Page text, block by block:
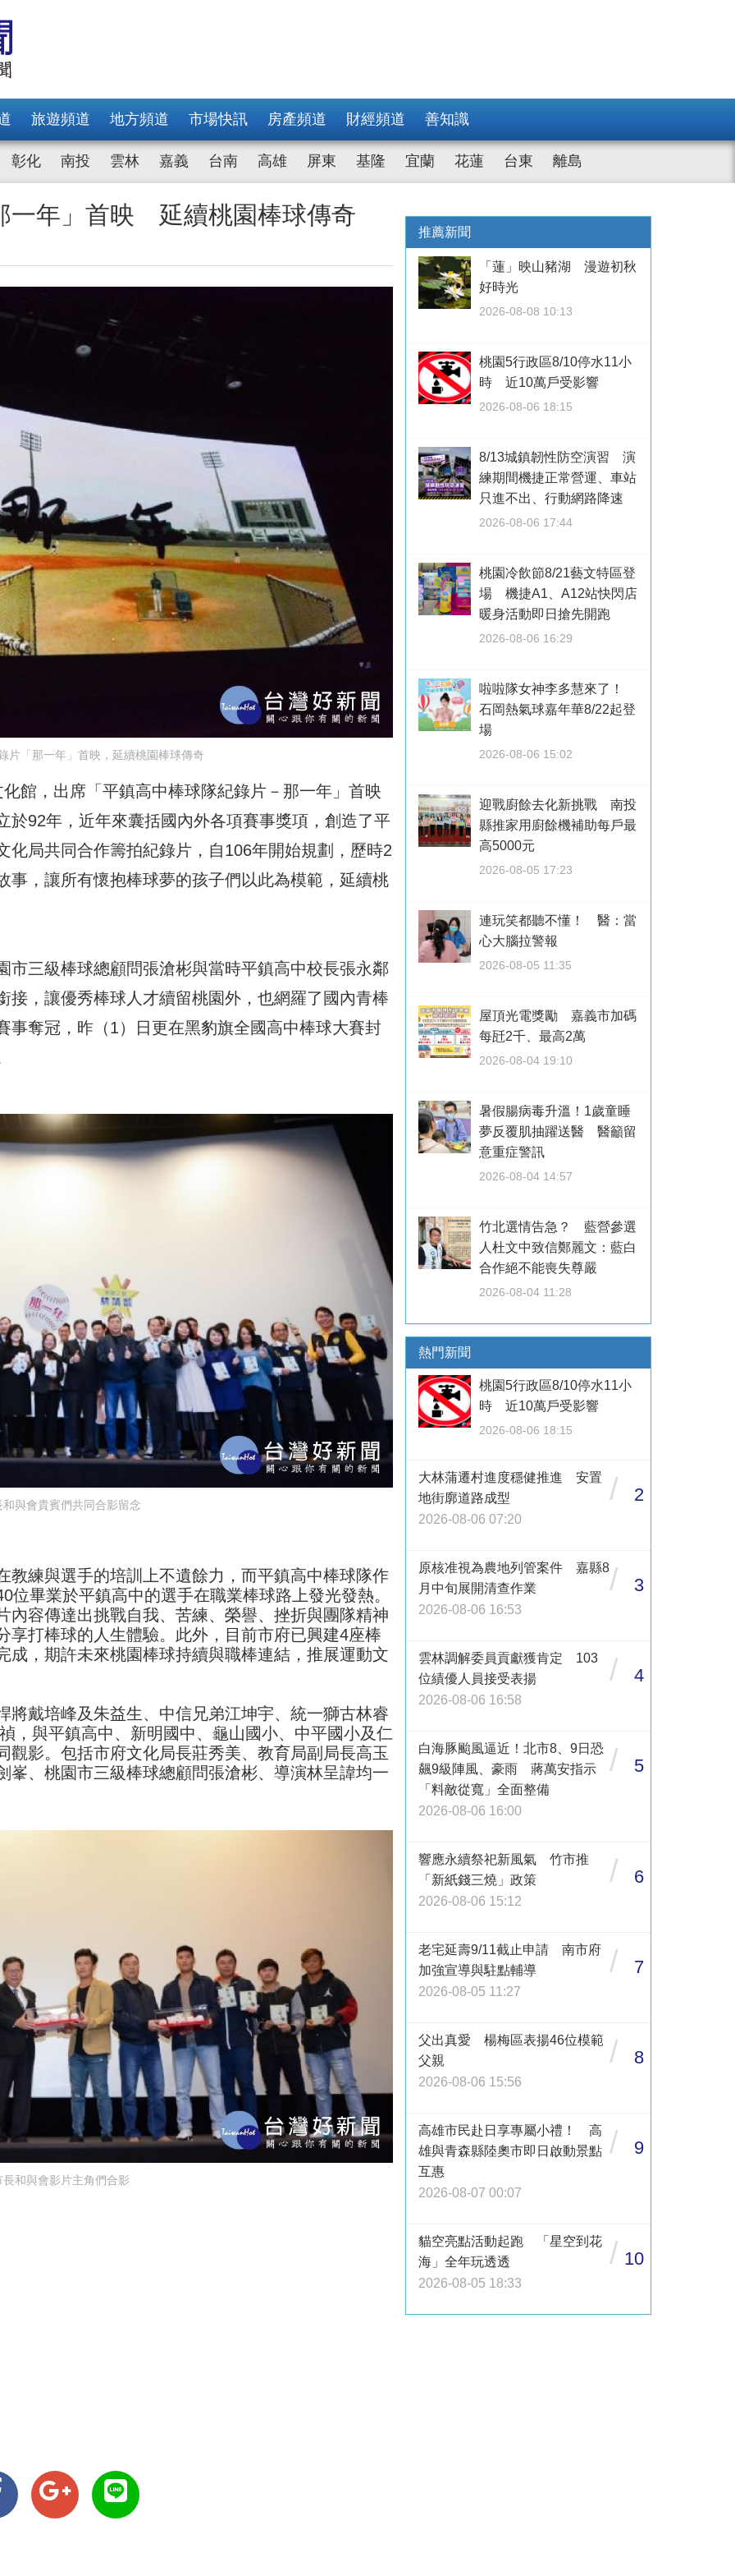
旅遊頻道 地方頻道 市場快訊 房產頻道 財經頻道 善知識
彰化 南投 雲林 嘉義 台南 高雄 屏東 基隆 宜蘭 花蓮 台東 離島
一年」首映 延續桃園棒球傳奇
片「那一年」首映，延續桃園棒球傳奇
館，出席「平鎮高中棒球隊紀錄片－那一年」首映
於92年，近年來囊括國內外各項賽事獎項，創造了平
化局共同合作籌拍紀錄片，自106年開始規劃，歷時2
事，讓所有懷抱棒球夢的孩子們以此為模範，延續桃
市三級棒球總顧問張滄彬與當時平鎮高中校長張永鄰
接，讓優秀棒球人才續留桃園外，也網羅了國內青棒
事奪冠，昨（1）日更在黑豹旗全國高中棒球大賽封
和與會貴賓們共同合影留念
教練與選手的培訓上不遺餘力，而平鎮高中棒球隊作
畢業於平鎮高中的選手在職業棒球路上發光發熱。
內容傳達出挑戰自我、苦練、榮譽、挫折與團隊精神
享打棒球的人生體驗。此外，目前市府已興建4座棒
成，期許未來桃園棒球持續與職棒連結，推展運動文
將戴培峰及朱益生、中信兄弟江坤宇、統一獅古林睿
，與平鎮高中、新明國中、龜山國小、中平國小及仁
觀影。包括市府文化局長莊秀美、教育局副局長高玉
峯、桃園市三級棒球總顧問張滄彬、導演林呈諱均一
長和與會影片主角們合影
推薦新聞
「蓮」映山豬湖 漫遊初秋
好時光
2026-08-08 10:13
桃園5行政區8/10停水11小
時 近10萬戶受影響
2026-08-06 18:15
8/13城鎮韌性防空演習 演
練期間機捷正常營運、車站
只進不出、行動網路降速
2026-08-06 17:44
桃園冷飲節8/21藝文特區登
場 機捷A1、A12站快閃店
暖身活動即日搶先開跑
2026-08-06 16:29
啦啦隊女神李多慧來了！
石岡熱氣球嘉年華8/22起登
場
2026-08-06 15:02
迎戰廚餘去化新挑戰 南投
縣推家用廚餘機補助每戶最
高5000元
2026-08-05 17:23
連玩笑都聽不懂！ 醫：當
心大腦拉警報
2026-08-05 11:35
屋頂光電獎勵 嘉義市加碼
每瓩2千、最高2萬
2026-08-04 19:10
暑假腸病毒升溫！1歲童睡
夢反覆肌抽躍送醫 醫籲留
意重症警訊
2026-08-04 14:57
竹北選情告急？ 藍營參選
人杜文中致信鄭麗文：藍白
合作絕不能喪失尊嚴
2026-08-04 11:28
熱門新聞
桃園5行政區8/10停水11小
時 近10萬戶受影響
2026-08-06 18:15
大林蒲遷村進度穩健推進 安置
地街廓道路成型
2026-08-06 07:20
/ 2
原核准視為農地列管案件 嘉縣8
月中旬展開清查作業
2026-08-06 16:53
/ 3
雲林調解委員貢獻獲肯定 103
位績優人員接受表揚
2026-08-06 16:58
/ 4
白海豚颱風逼近！北市8、9日恐
飆9級陣風、豪雨 蔣萬安指示
「料敵從寬」全面整備
2026-08-06 16:00
/ 5
響應永續祭祀新風氣 竹市推
「新紙錢三燒」政策
2026-08-06 15:12
/ 6
老宅延壽9/11截止申請 南市府
加強宣導與駐點輔導
2026-08-05 11:27
/ 7
父出真愛 楊梅區表揚46位模範
父親
2026-08-06 15:56
/ 8
高雄市民赴日享專屬小禮！ 高
雄與青森縣陸奧市即日啟動景點
互惠
2026-08-07 00:07
/ 9
貓空亮點活動起跑 「星空到花
海」全年玩透透
2026-08-05 18:33
/ 10